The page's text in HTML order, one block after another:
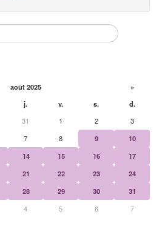
août 2025
»
j. v. s.
d.
31 1 2
3
7 8 9
10
14 15 16
17
21 22 23
24
28 29 30
31
4 5 6 7